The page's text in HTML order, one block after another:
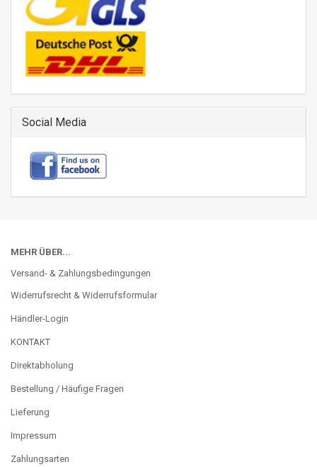
Social Media
MEHR ÜBER...
Versand- & Zahlungsbedingungen
Widerrufsrecht & Widerrufsformular
Händler-Login
KONTAKT
Direktabholung
Bestellung / Häufige Fragen
Lieferung
Impressum
Zahlungsarten